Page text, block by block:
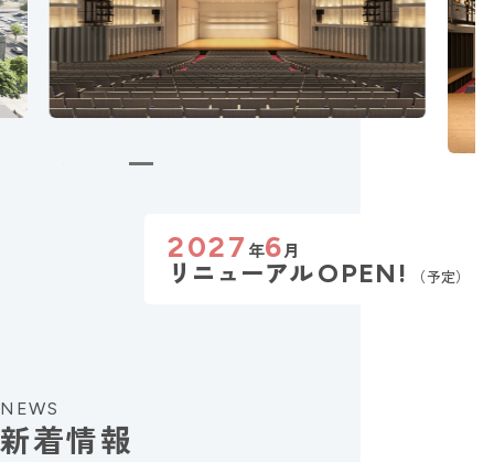
2027 年6月
リニューアルOPEN! （予定）
新着情報
NEWS